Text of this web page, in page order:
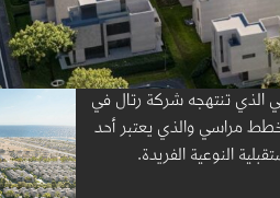
الذي تنتهجه شركة رتال في
مراسي والذي يعتبر أحد
النوعية الفريدة.